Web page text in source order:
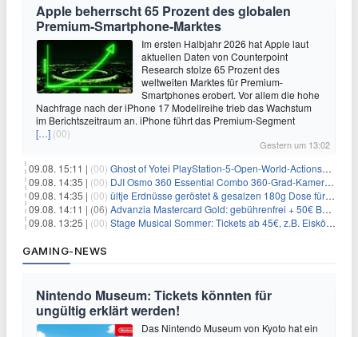
Apple beherrscht 65 Prozent des globalen
Premium-Smartphone-Marktes
Im ersten Halbjahr 2026 hat Apple laut
aktuellen Daten von Counterpoint
Research stolze 65 Prozent des
weltweiten Marktes für Premium-
Smartphones erobert. Vor allem die hohe
Nachfrage nach der iPhone 17 Modellreihe trieb das Wachstum
im Berichtszeitraum an. iPhone führt das Premium-Segment
[…] (00)
Gestern um 13:02
09.08. 15:11 | (00) Ghost of Yotei PlayStation-5-Open-World-Actionspiel für 55,65€
09.08. 14:35 | (00) DJI Osmo 360 Essential Combo 360-Grad-Kamera für 375€
09.08. 14:35 | (00) ültje Erdnüsse geröstet & gesalzen 180g Dose für 1,52€ im Spar-Abo
09.08. 14:11 | (06) Advanzia Mastercard Gold: gebührenfrei + 50€ Bonus* + gratis Reiseversicherung
09.08. 13:25 | (00) Stage Musical Sommer: Tickets ab 45€, z.B. Eiskönigin, König der Löwen, Zurück in die Zukunft
GAMING-NEWS
Nintendo Museum: Tickets könnten für
ungültig erklärt werden!
Das Nintendo Museum von Kyoto hat ein